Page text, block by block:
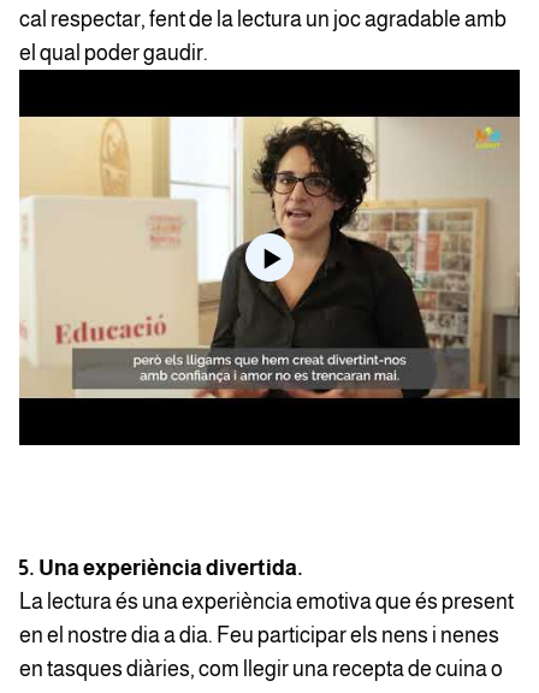
cal respectar, fent de la lectura un joc agradable amb
el qual poder gaudir.
5. Una experiència divertida.
La lectura és una experiència emotiva que és present
en el nostre dia a dia. Feu participar els nens i nenes
en tasques diàries, com llegir una recepta de cuina o